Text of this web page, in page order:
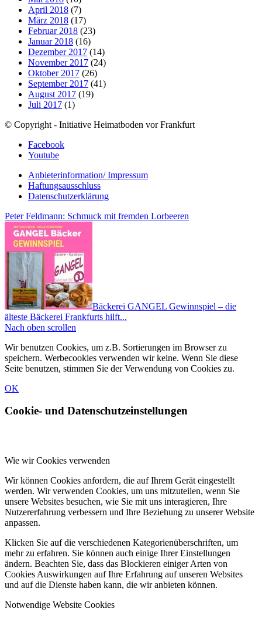
April 2018 (7)
März 2018 (17)
Februar 2018 (23)
Januar 2018 (16)
Dezember 2017 (14)
November 2017 (24)
Oktober 2017 (26)
September 2017 (41)
August 2017 (19)
Juli 2017 (1)
© Copyright - Initiative Heimatboden vor Frankfurt
Facebook
Youtube
Anbieterinformation/ Impressum
Haftungsausschluss
Datenschutzerklärung
Peter Feldmann: Schmuck mit fremden Lorbeeren
Bäckerei GANGEL Gewinnspiel – die
älteste Bäckerei Frankfurts hilft...
Nach oben scrollen
Wir benutzen Cookies, um z.B. Sortierungen im Browser zu
speichern. Werbecookies verwenden wir keine. Wenn Sie diese
Seite benutzen, stimmen Sie der Verwendung von Cookies zu.
OK
Cookie- und Datenschutzeinstellungen
Wie wir Cookies verwenden
Wir können Cookies anfordern, die auf Ihrem Gerät eingestellt
werden. Wir verwenden Cookies, um uns mitzuteilen, wenn Sie
unsere Websites besuchen, wie Sie mit uns interagieren, Ihre
Nutzererfahrung verbessern und Ihre Beziehung zu unserer Website
anpassen.
Klicken Sie auf die verschiedenen Kategorienüberschriften, um
mehr zu erfahren. Sie können auch einige Ihrer Einstellungen
ändern. Beachten Sie, dass das Blockieren einiger Arten von
Cookies Auswirkungen auf Ihre Erfahrung auf unseren Websites
und auf die Dienste haben kann, die wir anbieten können.
Notwendige Website Cookies